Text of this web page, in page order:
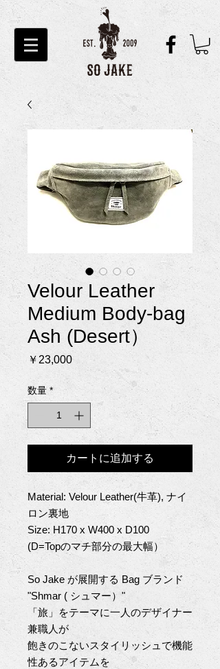
Velour Leather
Medium Body-bag
Ash (Desert）
￥23,000価
数量 *
カートに追加する
Material: Velour Leather(牛革), ナイ
ロン裏地
Size: H170 x W400 x D100
(D=Topのマチ部分の最大幅）
So Jake が展開する Bag ブランド
"Shmar ( シュマー） "
「旅」をテーマに一人のデザイナー
兼職人が
飽きのこないスタイリッシュで機能
性あるアイテムを